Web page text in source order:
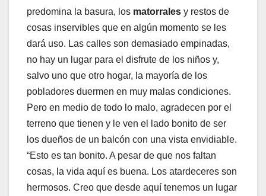
predomina la basura, los matorrales y restos de
cosas inservibles que en algún momento se les
dará uso. Las calles son demasiado empinadas,
no hay un lugar para el disfrute de los niños y,
salvo uno que otro hogar, la mayoría de los
pobladores duermen en muy malas condiciones.
Pero en medio de todo lo malo, agradecen por el
terreno que tienen y le ven el lado bonito de ser
los dueños de un balcón con una vista envidiable.
“Esto es tan bonito. A pesar de que nos faltan
cosas, la vida aquí es buena. Los atardeceres son
hermosos. Creo que desde aquí tenemos un lugar